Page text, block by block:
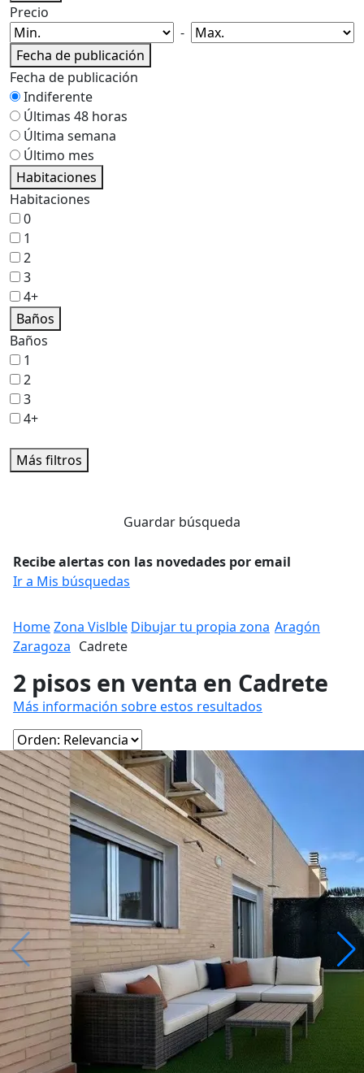
Precio
-
Fecha de publicación
Fecha de publicación
Indiferente
Últimas 48 horas
Última semana
Último mes
Habitaciones
Habitaciones
0
1
2
3
4+
Baños
Baños
1
2
3
4+
Más filtros
Guardar búsqueda
Recibe alertas con las novedades por email
Ir a Mis búsquedas
HomeZona Vislble Dibujar tu propia zona Aragón
Zaragoza Cadrete
2 pisos en venta en Cadrete
Más información sobre estos resultados